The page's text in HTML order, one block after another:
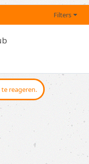
Filters
reageren.